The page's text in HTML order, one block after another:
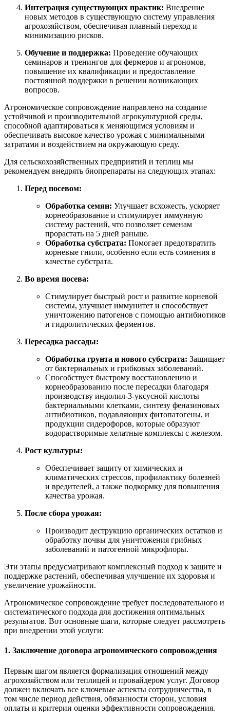
Интеграция существующих практик: Внедрение
новых методов в существующую систему управления
агрохозяйством, обеспечивая плавный переход и
минимизацию рисков.
Обучение и поддержка: Проведение обучающих
семинаров и тренингов для фермеров и агрономов,
повышение их квалификации и предоставление
постоянной поддержки в решении возникающих
вопросов.
Агрономическое сопровождение направлено на создание
устойчивой и производительной агрокультурной среды,
способной адаптироваться к меняющимся условиям и
обеспечивать высокое качество урожая с минимальными
затратами и воздействием на окружающую среду.
Для сельскохозяйственных предприятий и теплиц мы
рекомендуем внедрять биопрепараты на следующих этапах:
Перед посевом:
Обработка семян: Улучшает всхожесть, ускоряет
корнеобразование и стимулирует иммунную
систему растений, что позволяет семенам
прорастать на 5 дней раньше.
Обработка субстрата: Помогает предотвратить
корневые гнили, особенно если есть сомнения в
качестве субстрата.
Во время посева:
Стимулирует быстрый рост и развитие корневой
системы, улучшает иммунитет и способствует
уничтожению патогенов с помощью антибиотиков
и гидролитических ферментов.
Пересадка рассады:
Обработка грунта и нового субстрата: Защищает
от бактериальных и грибковых заболеваний.
Способствует быстрому восстановлению и
корнеобразованию после пересадки благодаря
производству индолил-3-уксусной кислоты
бактериальными клетками, синтезу феназиновых
антибиотиков, подавляющих фитопатогены, и
продукции сидерофоров, которые образуют
водорастворимые хелатные комплексы с железом.
Рост культуры:
Обеспечивает защиту от химических и
климатических стрессов, профилактику болезней
и вредителей, а также подкормку для повышения
качества урожая.
После сбора урожая:
Производит деструкцию органических остатков и
обработку почвы для уничтожения грибных
заболеваний и патогенной микрофлоры.
Эти этапы предусматривают комплексный подход к защите и
поддержке растений, обеспечивая улучшение их здоровья и
увеличение урожайности.
Агрономическое сопровождение требует последовательного и
систематического подхода для достижения оптимальных
результатов. Вот основные шаги, которые следует рассмотреть
при внедрении этой услуги:
1. Заключение договора агрономического сопровождения
Первым шагом является формализация отношений между
агрохозяйством или теплицей и провайдером услуг. Договор
должен включать все ключевые аспекты сотрудничества, в
том числе период действия, обязанности сторон, условия
оплаты и критерии оценки эффективности сопровождения.